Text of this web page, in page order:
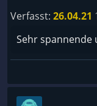
Verfasst: 26.04.21
Sehr spannende